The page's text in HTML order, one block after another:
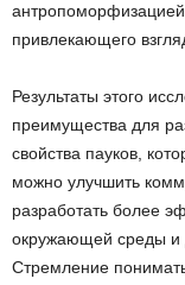
привлекающего
Результаты этого
преимущества для
свойства пауков,
можно улучшить
разработать более
окружающей среды и
Стремление